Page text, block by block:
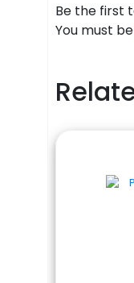
Be the first
You must be